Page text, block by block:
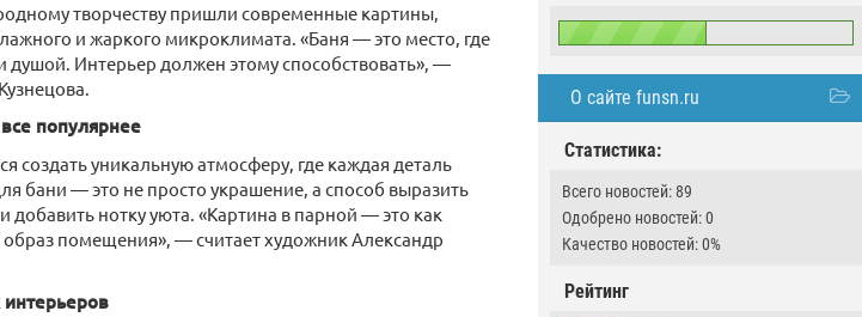
О сайте funsn.ru
Статистика:
Всего новостей: 89
Одобрено новостей: 0
Качество новостей: 0%
Рейтинг
творчеству пришли современные картины,
и жаркого микроклимата. «Баня — это место, где
душой. Интерьер должен этому способствовать», —
популярнее
создать уникальную атмосферу, где каждая деталь
бани — это не просто украшение, а способ выразить
добавить нотку уюта. «Картина в парной — это как
помещения», — считает художник Александр